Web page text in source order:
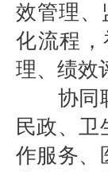
效管理、
化流程
理、绩效
协同联
民政、
作服务、